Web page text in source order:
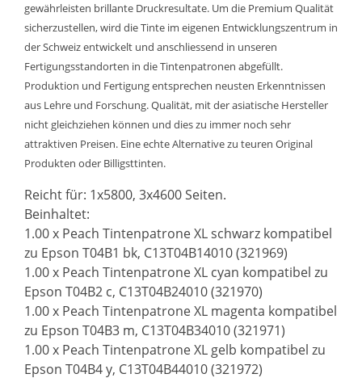
gewährleisten brillante Druckresultate. Um die Premium Qualität
sicherzustellen, wird die Tinte im eigenen Entwicklungszentrum in
der Schweiz entwickelt und anschliessend in unseren
Fertigungsstandorten in die Tintenpatronen abgefüllt.
Produktion und Fertigung entsprechen neusten Erkenntnissen
aus Lehre und Forschung. Qualität, mit der asiatische Hersteller
nicht gleichziehen können und dies zu immer noch sehr
attraktiven Preisen. Eine echte Alternative zu teuren Original
Produkten oder Billigsttinten.
Reicht für: 1x5800, 3x4600 Seiten.
Beinhaltet:
1.00 x Peach Tintenpatrone XL schwarz kompatibel
zu Epson T04B1 bk, C13T04B14010 (321969)
1.00 x Peach Tintenpatrone XL cyan kompatibel zu
Epson T04B2 c, C13T04B24010 (321970)
1.00 x Peach Tintenpatrone XL magenta kompatibel
zu Epson T04B3 m, C13T04B34010 (321971)
1.00 x Peach Tintenpatrone XL gelb kompatibel zu
Epson T04B4 y, C13T04B44010 (321972)